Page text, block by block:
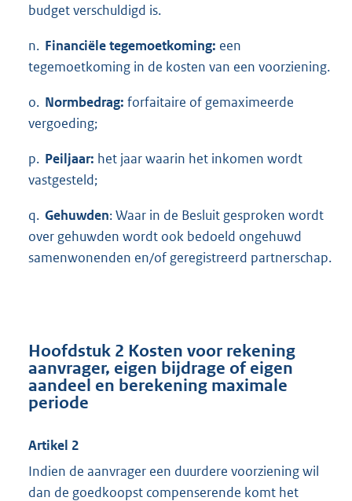
budget verschuldigd is.
n. Financiële tegemoetkoming: een
tegemoetkoming in de kosten van een voorziening.
o. Normbedrag: forfaitaire of gemaximeerde
vergoeding;
p. Peiljaar: het jaar waarin het inkomen wordt
vastgesteld;
q. Gehuwden: Waar in de Besluit gesproken wordt
over gehuwden wordt ook bedoeld ongehuwd
samenwonenden en/of geregistreerd partnerschap.
Hoofdstuk 2 Kosten voor rekening
aanvrager, eigen bijdrage of eigen
aandeel en berekening maximale
periode
Artikel 2
Indien de aanvrager een duurdere voorziening wil
dan de goedkoopst compenserende komt het